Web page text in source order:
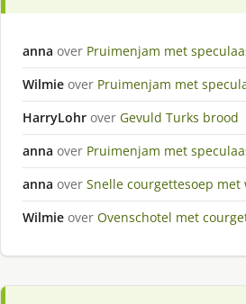
anna over Pruimenjam met
Wilmie over Pruimenjam met
HarryLohr over Gevuld Turks brood
anna over Pruimenjam met
anna over Snelle courgettesoep met
Wilmie over Ovenschotel met